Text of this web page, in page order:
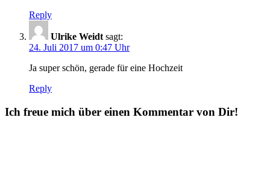
Reply
Ulrike Weidt sagt:
24. Juli 2017 um 0:47 Uhr
Ja super schön, gerade für eine Hochzeit
Reply
Ich freue mich über einen Kommentar von Dir!